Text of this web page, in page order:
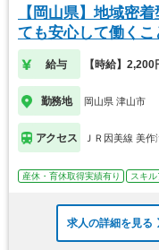
【岡山県】地域密
ても安心して働く
給与 【時給】
勤務地 岡山県 津山市
アクセス ＪＲ因美線 美作
産休・育休取得実績有り スキ
求人の詳細を見る